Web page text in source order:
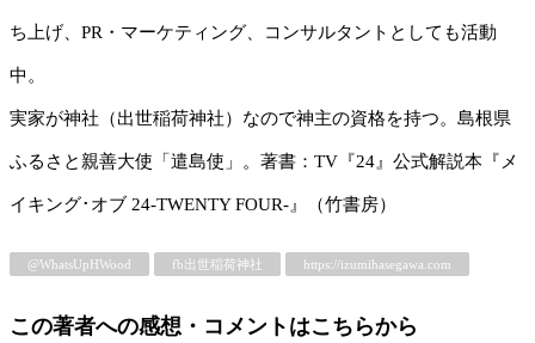
ち上げ、PR・マーケティング、コンサルタントとしても活動
中。
実家が神社（出世稲荷神社）なので神主の資格を持つ。島根県
ふるさと親善大使「遣島使」。著書：TV『24』公式解説本『メ
イキング･オブ 24-TWENTY FOUR-』（竹書房）
@WhatsUpHWood fb出世稲荷神社 https://izumihasegawa.com
この著者への感想・コメントはこちらから